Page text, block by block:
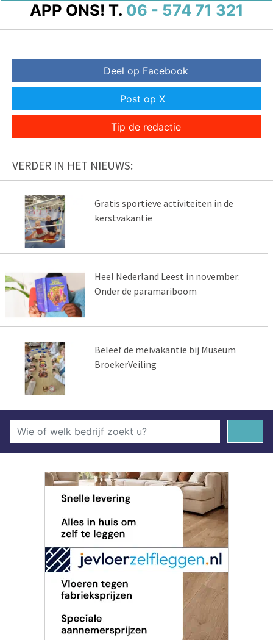
APP ONS! T. 06 - 574 71 321
Deel op Facebook
Post op X
Tip de redactie
VERDER IN HET NIEUWS:
Gratis sportieve activiteiten in de
kerstvakantie
Heel Nederland Leest in november:
Onder de paramariboom
Beleef de meivakantie bij Museum
BroekerVeiling